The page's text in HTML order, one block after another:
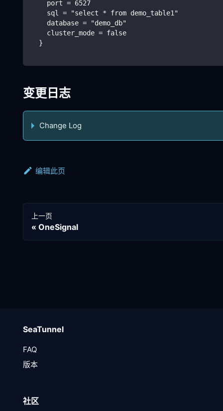
    port = 6527
    sql = "select * from demo_table1"
    database = "demo_db"
    cluster_mode = false
  }
变更日志
Change Log
编辑此页
上一页
OneSignal
SeaTunnel
FAQ
版本
社区